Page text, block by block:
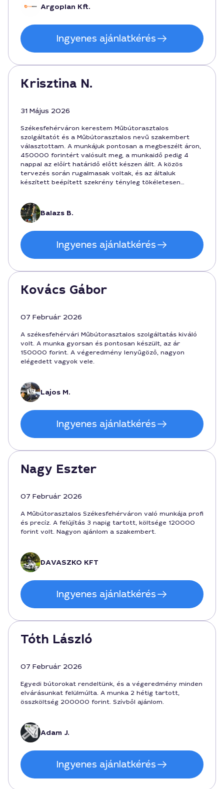
Argoplan Kft.
Ingyenes ajánlatkérés
Krisztina N.
31 Május 2026
Székesfehérváron kerestem Műbútorasztalos
szolgáltatót és a Műbútorasztalos nevű szakembert
választottam. A munkájuk pontosan a megbeszélt áron,
450000 forintért valósult meg, a munkaidő pedig 4
nappal az előírt határidő előtt készen állt. A közös
tervezés során rugalmasak voltak, és az általuk
készített beépített szekrény tényleg tökéletesen
dátumhoz igazodó szállítási idő fontos.
Balazs B.
Ingyenes ajánlatkérés
Kovács Gábor
07 Február 2026
A székesfehérvári Műbútorasztalos szolgáltatás kiváló
volt. A munka gyorsan és pontosan készült, az ár
150000 forint. A végeredmény lenyűgöző, nagyon
elégedett vagyok vele.
Lajos M.
Ingyenes ajánlatkérés
Nagy Eszter
07 Február 2026
A Műbútorasztalos Székesfehérváron való munkája profi
és precíz. A felújítás 3 napig tartott, költsége 120000
forint volt. Nagyon ajánlom a szakembert.
DAVASZKO KFT
Ingyenes ajánlatkérés
Tóth László
07 Február 2026
Egyedi bútorokat rendeltünk, és a végeredmény minden
elvárásunkat felülmúlta. A munka 2 hétig tartott,
összköltség 200000 forint. Szívből ajánlom.
Adam J.
Ingyenes ajánlatkérés